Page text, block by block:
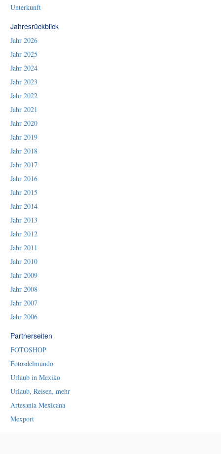
Unterkunft
Jahresrückblick
Jahr 2026
Jahr 2025
Jahr 2024
Jahr 2023
Jahr 2022
Jahr 2021
Jahr 2020
Jahr 2019
Jahr 2018
Jahr 2017
Jahr 2016
Jahr 2015
Jahr 2014
Jahr 2013
Jahr 2012
Jahr 2011
Jahr 2010
Jahr 2009
Jahr 2008
Jahr 2007
Jahr 2006
Partnerseiten
FOTOSHOP
Fotosdelmundo
Urlaub in Mexiko
Urlaub, Reisen, mehr
Artesania Mexicana
Mexport